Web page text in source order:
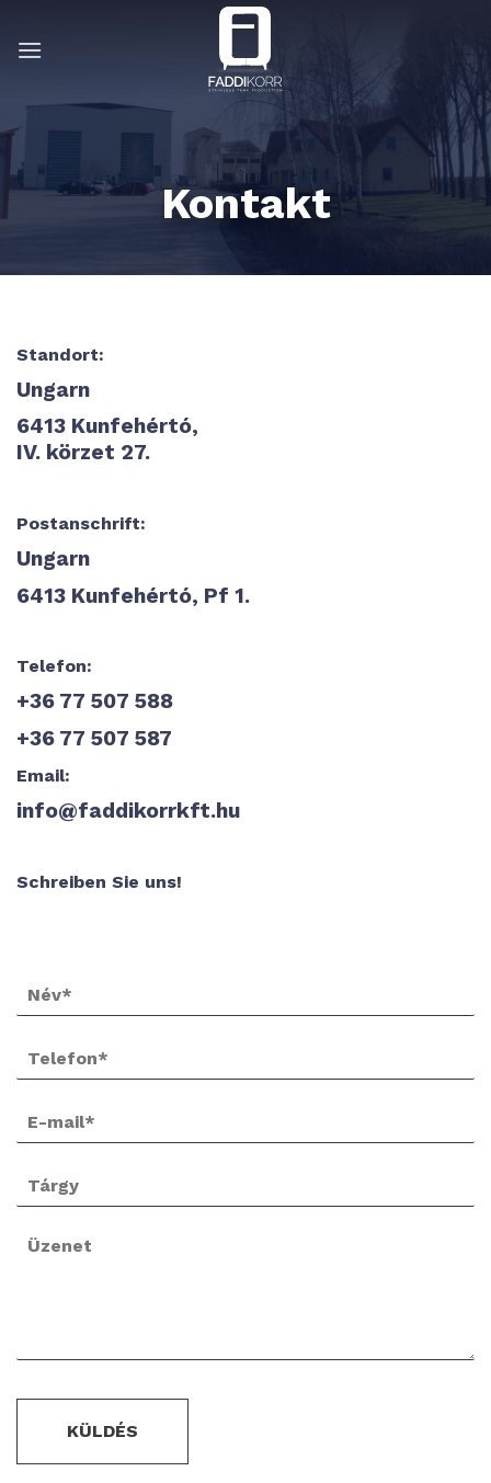
Inhalt
Kontakt
Standort:
Ungarn
6413 Kunfehértó,
IV. körzet 27.
Postanschrift:
Ungarn
6413 Kunfehértó, Pf 1.
Telefon:
+36 77 507 588
+36 77 507 587
Email:
info@faddikorrkft.hu
Schreiben Sie uns!
KÜLDÉS